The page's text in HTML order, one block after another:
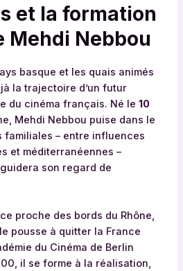
et la formation
Mehdi Nebbou
basque et les quais animés
la trajectoire d’un futur
du cinéma français. Né le 10
Mehdi Nebbou puise dans le
familiales – entre influences
et méditerranéennes –
son regard de
proche des bords du Rhône,
pousse à quitter la France
du Cinéma de Berlin
il se forme à la réalisation,